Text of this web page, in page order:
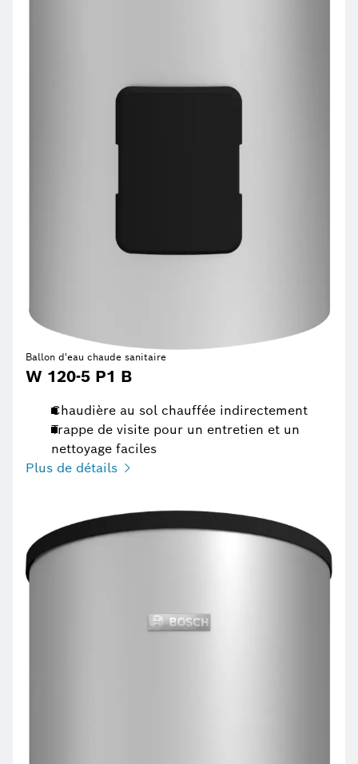
Ballon d'eau chaude sanitaire
W 120-5 P1 B
Chaudière au sol chauffée indirectement
Trappe de visite pour un entretien et un
nettoyage faciles
Plus de détails